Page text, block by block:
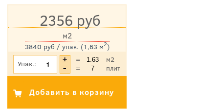
2356 руб
3840 руб / упак. (1,63 м2)
м2
*Цена указана с учетом НДС
Упак.: =
м2
=
плит